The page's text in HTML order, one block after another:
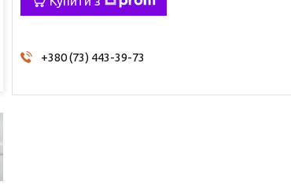
+380 (73) 443-39-73